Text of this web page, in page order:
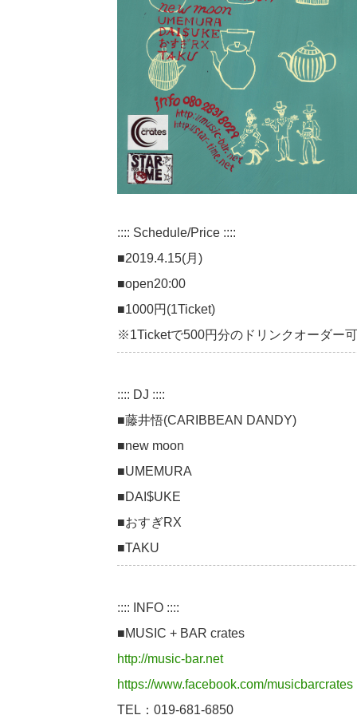
:::: Schedule/Price ::::
■2019.4.15(月)
■open20:00
■1000円(1Ticket)
※1Ticketで500円分のドリンクオーダー
:::: DJ ::::
■藤井悟(CARIBBEAN DANDY)
■new moon
■UMEMURA
■DAI$UKE
■おすぎRX
■TAKU
:::: INFO ::::
■MUSIC + BAR crates
http://music-bar.net
https://www.facebook.com/musicbarcrates
TEL：019-681-6850